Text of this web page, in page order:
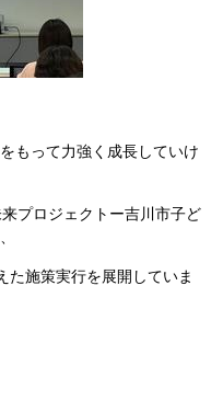
もって力強く成長していけ
プロジェクトー吉川市子ど
た施策実行を展開していま